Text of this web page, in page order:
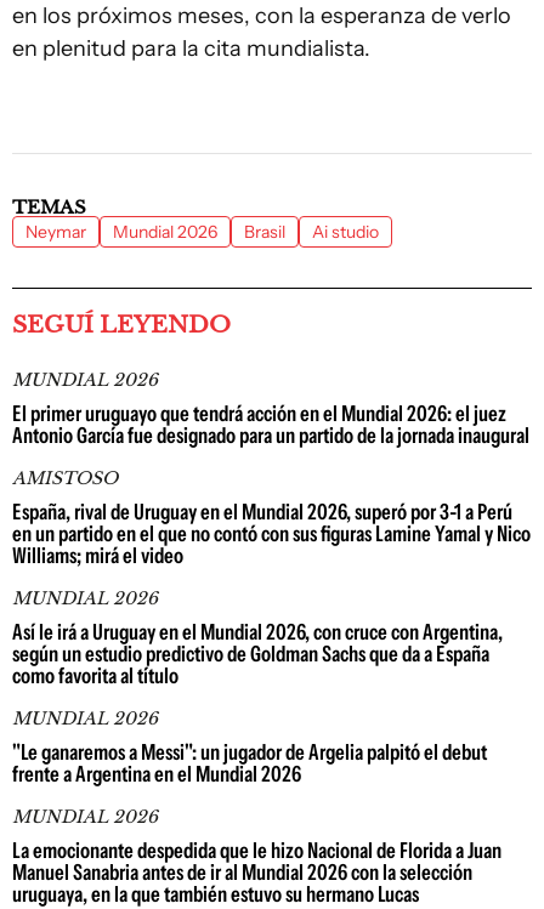
en los próximos meses, con la esperanza de verlo
en plenitud para la cita mundialista.
TEMAS
Neymar Mundial 2026 Brasil Ai studio
SEGUÍ LEYENDO
MUNDIAL 2026
El primer uruguayo que tendrá acción en el Mundial 2026: el juez
Antonio García fue designado para un partido de la jornada inaugural
AMISTOSO
España, rival de Uruguay en el Mundial 2026, superó por 3-1 a Perú
en un partido en el que no contó con sus figuras Lamine Yamal y Nico
Williams; mirá el video
MUNDIAL 2026
Así le irá a Uruguay en el Mundial 2026, con cruce con Argentina,
según un estudio predictivo de Goldman Sachs que da a España
como favorita al título
MUNDIAL 2026
"Le ganaremos a Messi": un jugador de Argelia palpitó el debut
frente a Argentina en el Mundial 2026
MUNDIAL 2026
La emocionante despedida que le hizo Nacional de Florida a Juan
Manuel Sanabria antes de ir al Mundial 2026 con la selección
uruguaya, en la que también estuvo su hermano Lucas